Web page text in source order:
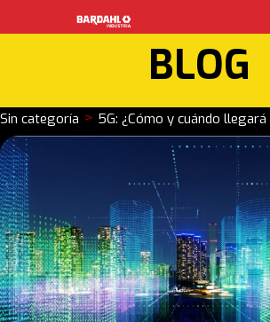
BLOG
Sin categoría > 5G: ¿Cómo y cuándo